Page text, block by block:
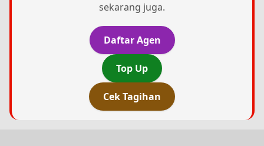
sekarang juga.
Daftar Agen
Top Up
Cek Tagihan